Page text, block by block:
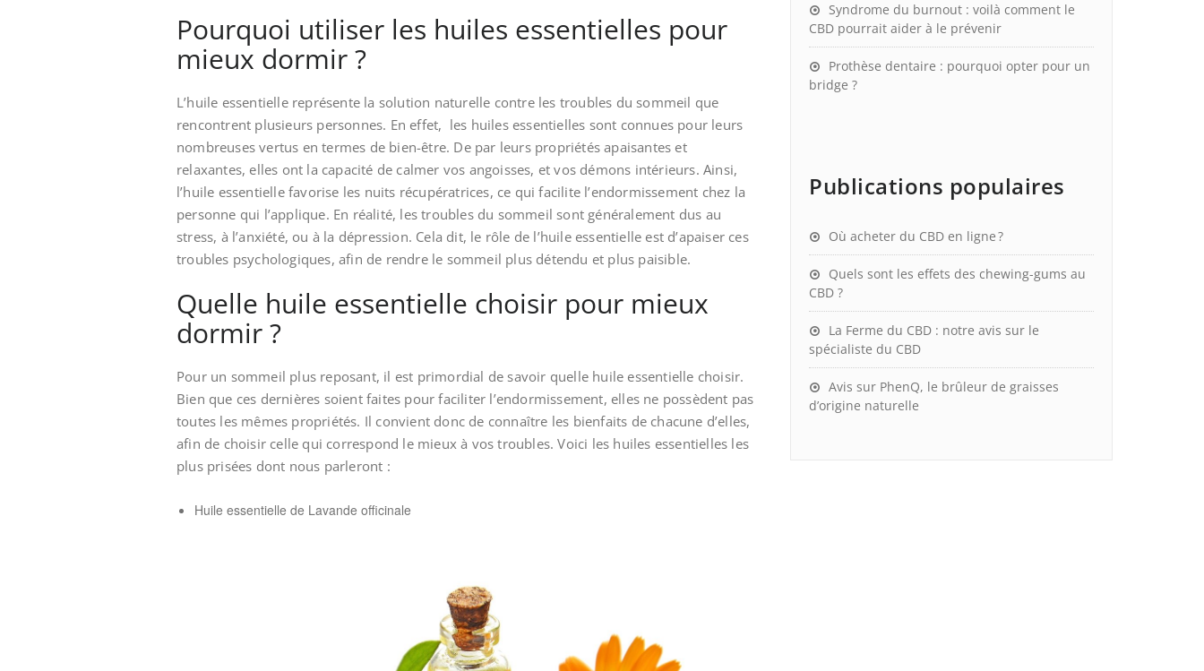
Pourquoi utiliser les huiles essentielles pour
mieux dormir ?
L’huile essentielle représente la solution naturelle contre les troubles du sommeil que
rencontrent plusieurs personnes. En effet, les huiles essentielles sont connues pour leurs
nombreuses vertus en termes de bien-être. De par leurs propriétés apaisantes et
relaxantes, elles ont la capacité de calmer vos angoisses, et vos démons intérieurs. Ainsi,
l’huile essentielle favorise les nuits récupératrices, ce qui facilite l’endormissement chez la
personne qui l’applique. En réalité, les troubles du sommeil sont généralement dus au
stress, à l’anxiété, ou à la dépression. Cela dit, le rôle de l’huile essentielle est d’apaiser ces
troubles psychologiques, afin de rendre le sommeil plus détendu et plus paisible.
Quelle huile essentielle choisir pour mieux
dormir ?
Pour un sommeil plus reposant, il est primordial de savoir quelle huile essentielle choisir.
Bien que ces dernières soient faites pour faciliter l’endormissement, elles ne possèdent pas
toutes les mêmes propriétés. Il convient donc de connaître les bienfaits de chacune d’elles,
afin de choisir celle qui correspond le mieux à vos troubles. Voici les huiles essentielles les
plus prisées dont nous parleront :
Huile essentielle de Lavande officinale
Syndrome du burnout : voilà comment le
CBD pourrait aider à le prévenir
Prothèse dentaire : pourquoi opter pour un
bridge ?
Publications populaires
Où acheter du CBD en ligne ?
Quels sont les effets des chewing-gums au
CBD ?
La Ferme du CBD : notre avis sur le
spécialiste du CBD
Avis sur PhenQ, le brûleur de graisses
d’origine naturelle